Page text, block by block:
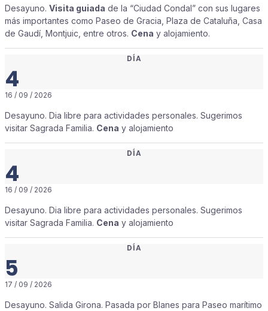
Desayuno. Visita guiada de la “Ciudad Condal” con sus lugares
más importantes como Paseo de Gracia, Plaza de Cataluña, Casa
de Gaudí, Montjuic, entre otros. Cena y alojamiento.
DÍA
4
16 / 09 / 2026
Desayuno. Dia libre para actividades personales. Sugerimos
visitar Sagrada Familia. Cena y alojamiento
DÍA
4
16 / 09 / 2026
Desayuno. Dia libre para actividades personales. Sugerimos
visitar Sagrada Familia. Cena y alojamiento
DÍA
5
17 / 09 / 2026
Desayuno. Salida Girona. Pasada por Blanes para Paseo marítimo